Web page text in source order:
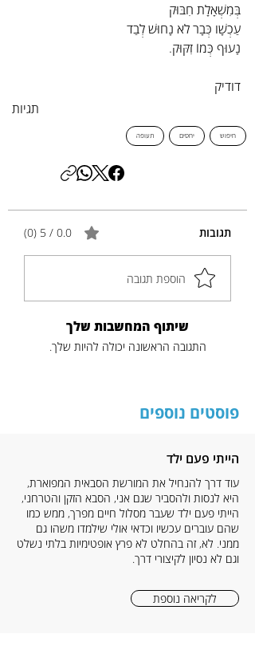
בְּמִשְׁאָלָת חִבּוּק
עַכְשָׁו כְּבָר לֹא נָחוּשׁ לְבַד
נָעוּף כְּמוֹ זִקּוּק.
דודיק
תגיות
חיפוש יחסים תעופה
תגובות 0.0 / 5 ‏(0)
הוספת תגובה
שיתוף המחשבות שלך
התגובה הראשונה יכולה להיות שלך.
פוסטים נוספים
הייתי פעם ילד
עוד דרך להנחיל את המורשת הסבאית המפוארת,
היא לנסות ולהסביר שגם אני, הסבא הזקן והטרחני,
הייתי פעם ילד שעבר מסלול חיים מפרך, ממש כמו
שהם עוברים עכשיו וכדאי אולי שילמדו משהו גם
ממני. לא, זה בהחלט לא פרץ אופטימיות בלתי נשלט
וגם לא נסיון לקיצורי דרך.
לקריאה נוספת